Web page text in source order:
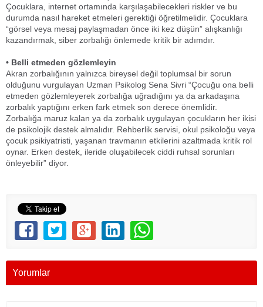
Çocuklara, internet ortamında karşılaşabilecekleri riskler ve bu
durumda nasıl hareket etmeleri gerektiği öğretilmelidir. Çocuklara
“görsel veya mesaj paylaşmadan önce iki kez düşün” alışkanlığı
kazandırmak, siber zorbalığı önlemede kritik bir adımdır.
• Belli etmeden gözlemleyin
Akran zorbalığının yalnızca bireysel değil toplumsal bir sorun
olduğunu vurgulayan Uzman Psikolog Sena Sivri “Çocuğu ona belli
etmeden gözlemleyerek zorbalığa uğradığını ya da arkadaşına
zorbalık yaptığını erken fark etmek son derece önemlidir.
Zorbalığa maruz kalan ya da zorbalık uygulayan çocukların her ikisi
de psikolojik destek almalıdır. Rehberlik servisi, okul psikoloğu veya
çocuk psikiyatristi, yaşanan travmanın etkilerini azaltmada kritik rol
oynar. Erken destek, ileride oluşabilecek ciddi ruhsal sorunları
önleyebilir” diyor.
Yorumlar